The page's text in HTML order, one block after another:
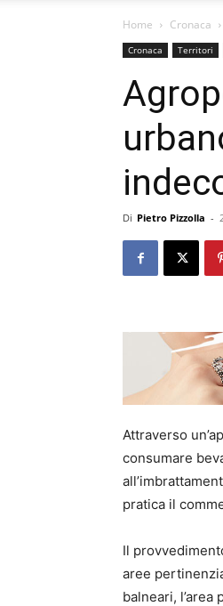
Home Cronaca
Cronaca Territori
Di Pietro Pizzolla -
Attraverso
consumare
pratica il
Il
aree
balneari,